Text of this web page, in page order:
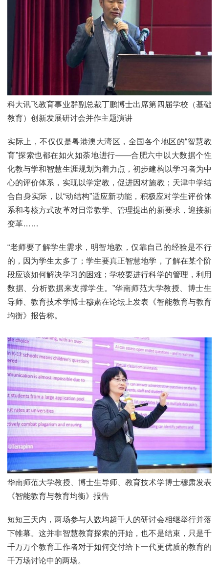
科大讯飞教育事业群副总裁丁鹏博士出席第四届学校（基础
教育）创新发展研讨会并作主题演讲
实际上，不仅仅是粤港澳大湾区，全国各个地区的“智慧教
育”探索也都在如火如荼地进行——合肥六中以大数据个性
化教与学和智慧生涯规划为着力点，初步建构以学习者为中
心的评价体系，实现以学定教，促进因材施教；天津中学结
合自身实际，以“动结构”适应新功能，积极应对学生评价体
系和考核方式改革对日常教学、管理提出的新要求，迎接新
变革……
“老师要了解学生需求，明智地教，仅靠自己的经验是不行
的，因为学生太多了；学生要真正智慧地学，了解在某个阶
段应该如何解决学习的困难；学校要进行科学的管理，利用
数据、分析数据来支撑学生。”华南师范大学教授、博士生
导师、教育技术学博士穆肃在论坛上发表《智能教育与教育
均衡》报告称。
华南师范大学教授、博士生导师、教育技术学博士穆肃发表
《智能教育与教育均衡》报告
短短三天内，两场参与人数均超千人的研讨会相继举行并落
下帷幕。这并非智慧教育探索的开始，也不是结束，只是千
千万万个教育工作者对于如何交付给下一代更优质的教育的
千万场讨论中的两场。